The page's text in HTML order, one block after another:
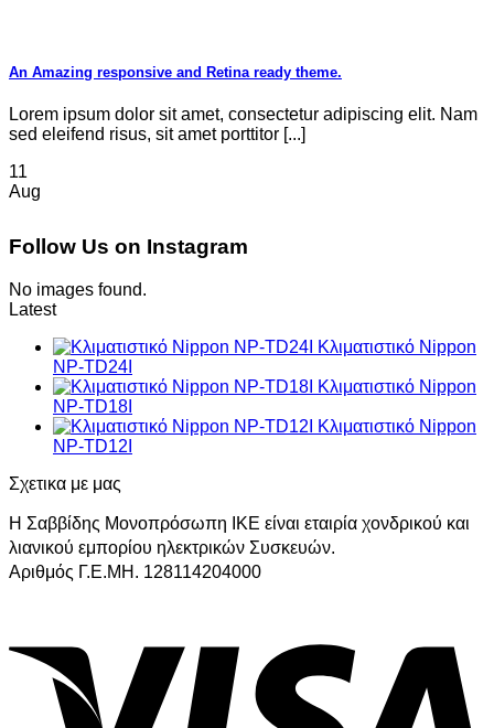
An Amazing responsive and Retina ready theme.
Lorem ipsum dolor sit amet, consectetur adipiscing elit. Nam
sed eleifend risus, sit amet porttitor [...]
11
Aug
Follow Us on Instagram
No images found.
Latest
Κλιματιστικό Nippon
NP-TD24I
Κλιματιστικό Nippon
NP-TD18I
Κλιματιστικό Nippon
NP-TD12I
Σχετικα με μας
Η Σαββίδης Μονοπρόσωπη ΙΚΕ είναι εταιρία χονδρικού και
λιανικού εμπορίου ηλεκτρικών Συσκευών.
Αριθμός Γ.Ε.ΜΗ. 128114204000